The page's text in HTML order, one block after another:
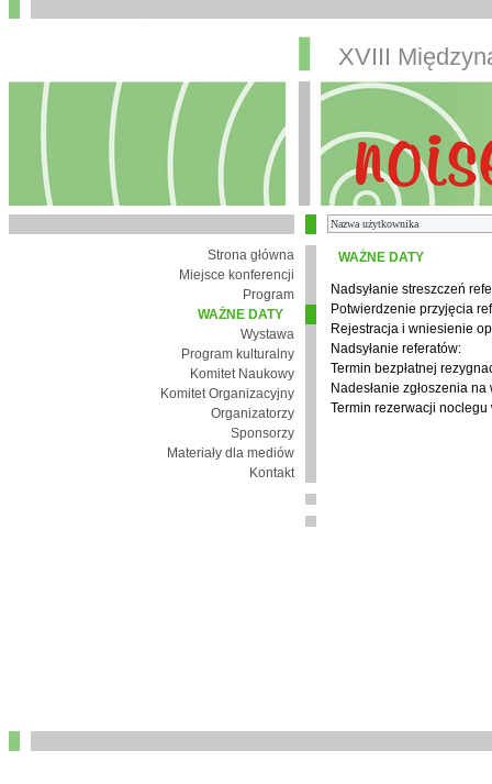
XVIII
Strona główna
Miejsce konferencji
Program
WAŻNE DATY
Wystawa
Program kulturalny
Komitet Naukowy
Komitet Organizacyjny
Organizatorzy
Sponsorzy
Materiały dla mediów
Kontakt
WAŻNE DATY
Nadsyłanie streszczeń
Potwierdzenie przyjęcia
Rejestracja i wniesienie
Nadsyłanie referatów:
Termin bezpłatnej
Nadesłanie zgłoszenia na
Termin rezerwacji